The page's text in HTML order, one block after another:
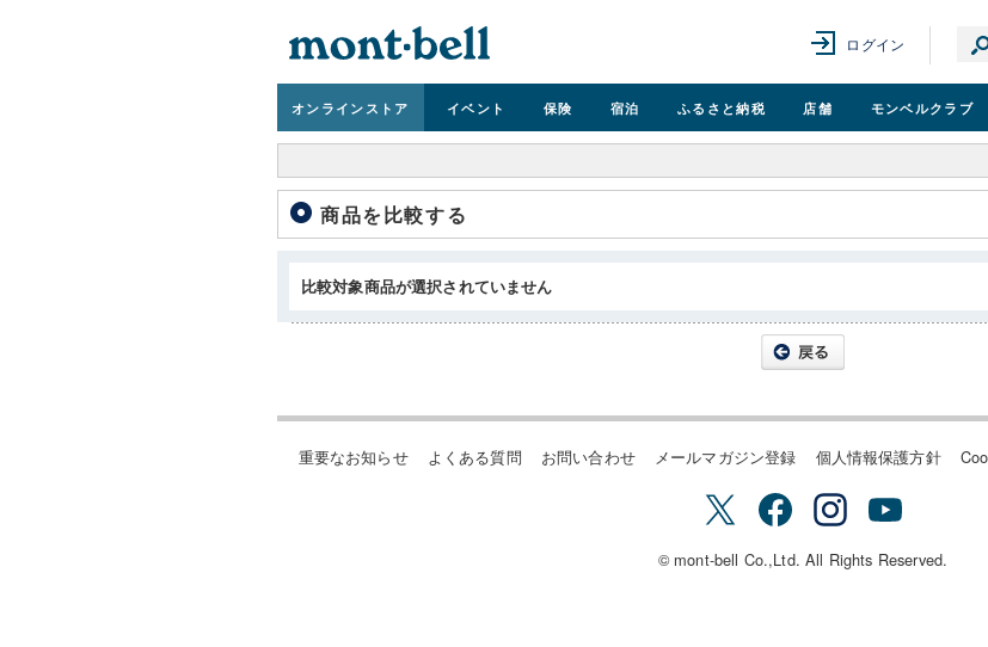
ログイン
オンラインストア イベント 保険 宿泊 ふるさと納税 店舗 モンベルクラブ
商品を比較する
比較対象商品が選択されていません
重要なお知らせ よくある質問 お問い合わせ メールマガジン登録 個人情報保護方針
© mont-bell Co.,Ltd. All Rights Reserved.